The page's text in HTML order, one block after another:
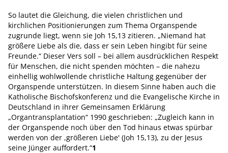
So lautet die Gleichung, die vielen christlichen und
kirchlichen Positionierungen zum Thema Organspende
zugrunde liegt, wenn sie Joh 15,13 zitieren. „Niemand hat
größere Liebe als die, dass er sein Leben hingibt für seine
Freunde.“ Dieser Vers soll – bei allem ausdrücklichen Respekt
für Menschen, die nicht spenden möchten – die nahezu
einhellig wohlwollende christliche Haltung gegenüber der
Organspende unterstützen. In diesem Sinne haben auch die
Katholische Bischofskonferenz und die Evangelische Kirche in
Deutschland in ihrer Gemeinsamen Erklärung
„Organtransplantation“ 1990 geschrieben: „Zugleich kann in
der Organspende noch über den Tod hinaus etwas spürbar
werden von der ,größeren Liebe' (Joh 15,13), zu der Jesus
seine Jünger auffordert.“1